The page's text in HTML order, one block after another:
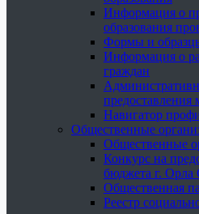
Информация о
образования
Формы и
Информация о
граждан
Навигатор
Общественные
Общественные
Конкурс на
бюджета г.
Общественная
Реестр